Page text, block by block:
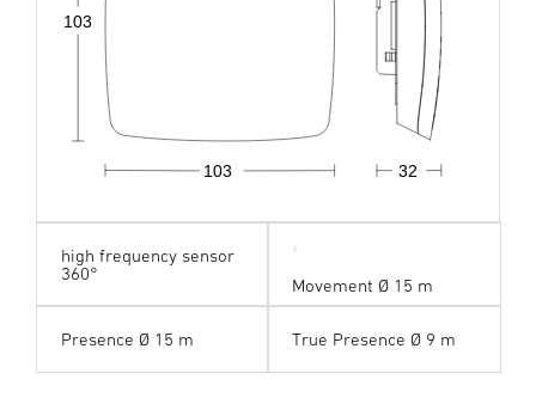
32
103
103
high frequency sensor
360°
Movement Ø 15 m
Presence Ø 15 m True Presence Ø 9 m